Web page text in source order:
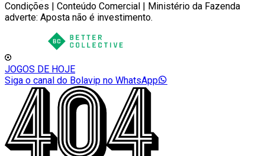
Condições | Conteúdo Comercial | Ministério da Fazenda
adverte: Aposta não é investimento.
JOGOS DE HOJE
Siga o canal do Bolavip no WhatsApp